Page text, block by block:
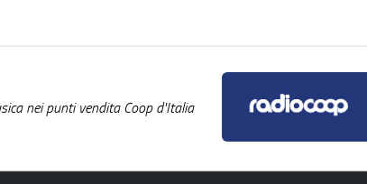
nei punti vendita Coop d'Italia